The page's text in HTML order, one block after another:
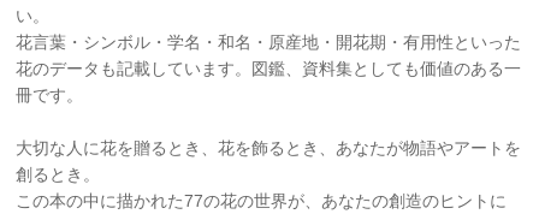
い。
花言葉・シンボル・学名・和名・原産地・開花期・有用性といった
花のデータも記載しています。図鑑、資料集としても価値のある一
冊です。
大切な人に花を贈るとき、花を飾るとき、あなたが物語やアートを
創るとき。
この本の中に描かれた77の花の世界が、あなたの創造のヒントに